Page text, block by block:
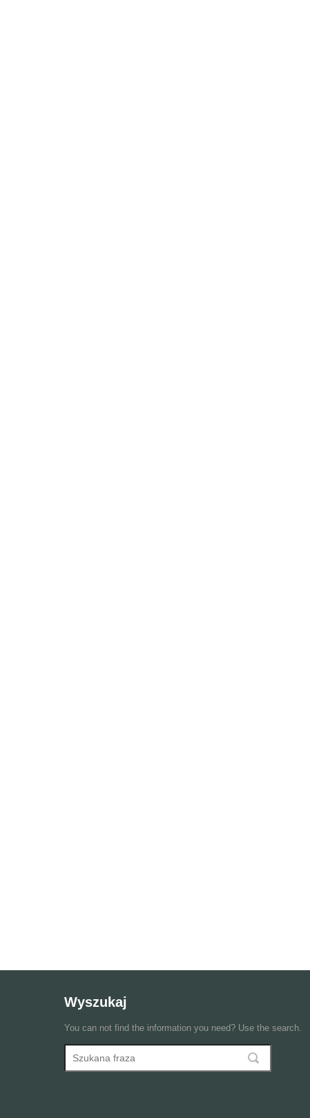
Wyszukaj
You can not find the information you need? Use the search.
Formularz wyszukiwania
Wyszukaj